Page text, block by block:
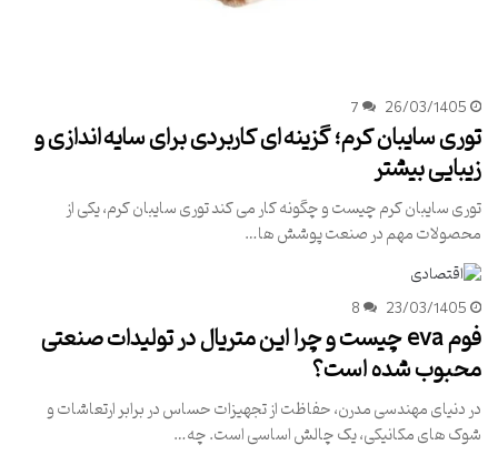
26/03/1405
7
توری سایبان کرم؛ گزینه‌ای کاربردی برای سایه‌اندازی و
زیبایی بیشتر
توری سایبان کرم چیست و چگونه کار می کند توری سایبان کرم، یکی از
محصولات مهم در صنعت پوشش ها…
23/03/1405
8
فوم eva چیست و چرا این متریال در تولیدات صنعتی
محبوب شده است؟
در دنیای مهندسی مدرن، حفاظت از تجهیزات حساس در برابر ارتعاشات و
شوک های مکانیکی، یک چالش اساسی است. چه…